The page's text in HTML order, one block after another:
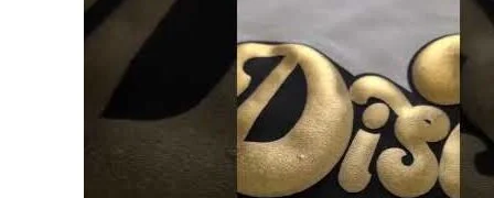
Compatible machines de découpe
Application presse à chaud uniquement
Conforme REACH & certifié VeganOK
Pelage à froid – Application en 2 étapes
Easy Puff Metallic® – L'effet 3D gonflé
avec brillance métallique